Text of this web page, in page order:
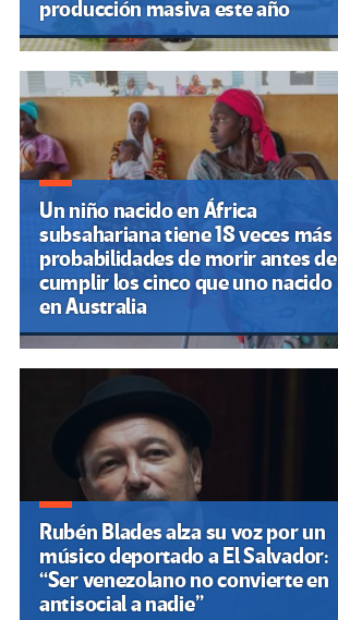
producción masiva este año
Un niño nacido en África
subsahariana tiene 18 veces más
probabilidades de morir antes de
cumplir los cinco que uno nacido
en Australia
Rubén Blades alza su voz por un
músico deportado a El Salvador:
“Ser venezolano no convierte en
antisocial a nadie”